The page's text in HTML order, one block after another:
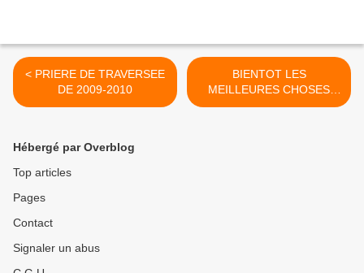
< PRIERE DE TRAVERSEE
DE 2009-2010
BIENTOT LES
MEILLEURES CHOSES
ARRIVERONT DANS TA
Hébergé par Overblog
Top articles
Pages
Contact
Signaler un abus